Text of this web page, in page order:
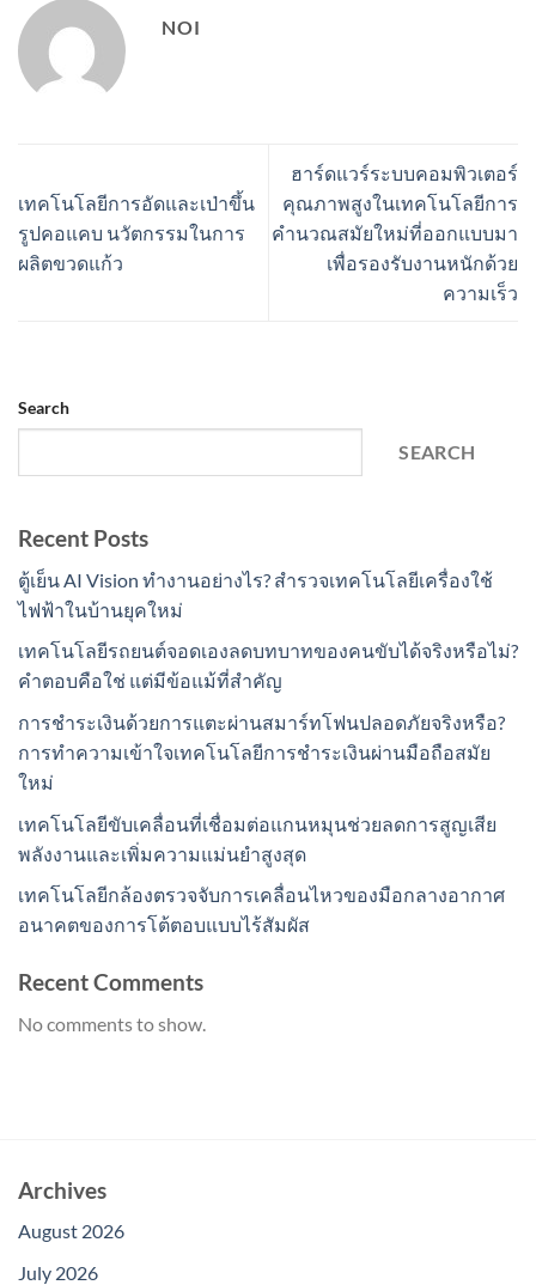
NOI
เทคโนโลยีการอัดและเป่าขึ้น
รูปคอแคบ นวัตกรรมในการ
ผลิตขวดแก้ว
ฮาร์ดแวร์ระบบคอมพิวเตอร์
คุณภาพสูงในเทคโนโลยีการ
คำนวณสมัยใหม่ที่ออกแบบมา
เพื่อรองรับงานหนักด้วย
ความเร็ว
Search
SEARCH
Recent Posts
ตู้เย็น AI Vision ทำงานอย่างไร? สำรวจเทคโนโลยีเครื่องใช้
ไฟฟ้าในบ้านยุคใหม่
เทคโนโลยีรถยนต์จอดเองลดบทบาทของคนขับได้จริงหรือไม่?
คำตอบคือใช่ แต่มีข้อแม้ที่สำคัญ
การชำระเงินด้วยการแตะผ่านสมาร์ทโฟนปลอดภัยจริงหรือ?
การทำความเข้าใจเทคโนโลยีการชำระเงินผ่านมือถือสมัย
ใหม่
เทคโนโลยีขับเคลื่อนที่เชื่อมต่อแกนหมุนช่วยลดการสูญเสีย
พลังงานและเพิ่มความแม่นยำสูงสุด
เทคโนโลยีกล้องตรวจจับการเคลื่อนไหวของมือกลางอากาศ
อนาคตของการโต้ตอบแบบไร้สัมผัส
Recent Comments
No comments to show.
Archives
August 2026
July 2026